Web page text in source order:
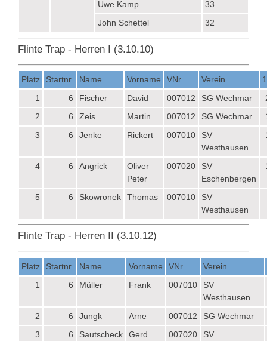
Uwe Kamp
33
John Schettel
32
Flinte Trap - Herren I (3.10.10)
Platz Startnr. Name Vorname VNr Verein
1
6 Fischer David 007012 SG Wechmar
2
6 Zeis Martin 007012 SG Wechmar
3
6 Jenke Rickert 007010
SV
Westhausen
4 6 Angrick
Oliver
Peter
007020
SV
Eschenbergen
5 6 Skowronek Thomas 007010
SV
Westhausen
Flinte Trap - Herren II (3.10.12)
Platz Startnr. Name Vorname VNr
Verein
1
6 Müller Frank 007010
SV
Westhausen
2
6 Jungk Arne 007012
SG Wechmar
3
6 Sautscheck Gerd 007020
SV